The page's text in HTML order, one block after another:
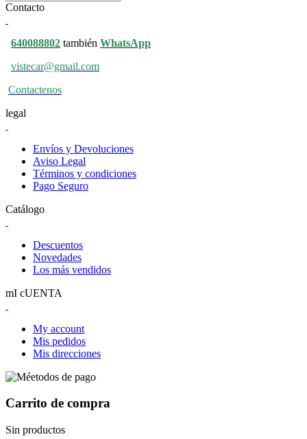
Contacto
640088802 también WhatsApp
vistecar@gmail.com
Contactenos
legal
Envíos y Devoluciones
Aviso Legal
Términos y condiciones
Pago Seguro
Catálogo
Descuentos
Novedades
Los más vendidos
mI cUENTA
My account
Mis pedidos
Mis direcciones
Carrito de compra
Sin productos